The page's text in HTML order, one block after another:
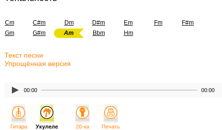
Cm C#m Dm D#m Em Fm
F#m
Gm
G#m Am Bbm Hm
Текст песни
Упрощённая версия
00:00 00:00
Гитара Укулеле 20-ка Печать